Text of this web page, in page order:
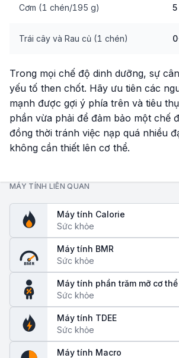
Cơm (1 chén/195 g)
Trái cây và Rau củ (1 chén)
Trong mọi chế độ dinh dưỡng, sự
yếu tố then chốt. Hãy ưu tiên các
mạnh được gợi ý phía trên và tiêu
phần vừa phải để đảm bảo một chế
đồng thời tránh việc nạp quá nhiều
không cần thiết lên cơ thể.
MÁY TÍNH LIÊN QUAN
Máy tính Calorie
Sức khỏe
BMR
Máy tính BMR
Sức khỏe
Máy tính phần trăm mỡ cơ thể
Sức khỏe
Máy tính TDEE
Sức khỏe
Máy tính Macro